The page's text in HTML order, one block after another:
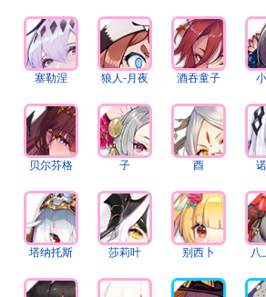
塞勒涅 狼人-月夜 酒吞童子
贝尔芬格 子 酉
塔纳托斯 莎莉叶 别西卜 八